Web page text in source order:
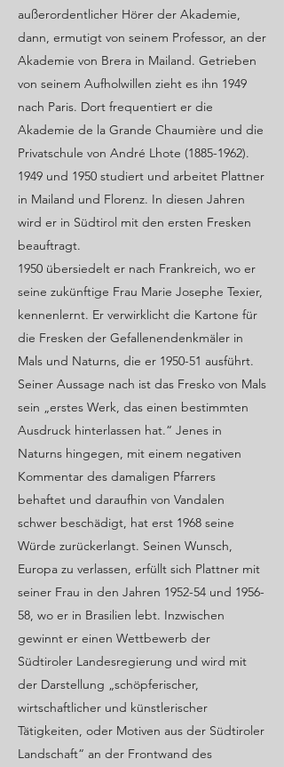
außerordentlicher Hörer der Akademie,
dann, ermutigt von seinem Professor, an der
Akademie von Brera in Mailand. Getrieben
von seinem Aufholwillen zieht es ihn 1949
nach Paris. Dort frequentiert er die
Akademie de la Grande Chaumière und die
Privatschule von André Lhote (1885-1962).
1949 und 1950 studiert und arbeitet Plattner
in Mailand und Florenz. In diesen Jahren
wird er in Südtirol mit den ersten Fresken
beauftragt.
1950 übersiedelt er nach Frankreich, wo er
seine zukünftige Frau Marie Josephe Texier,
kennenlernt. Er verwirklicht die Kartone für
die Fresken der Gefallenendenkmäler in
Mals und Naturns, die er 1950-51 ausführt.
Seiner Aussage nach ist das Fresko von Mals
sein „erstes Werk, das einen bestimmten
Ausdruck hinterlassen hat.“ Jenes in
Naturns hingegen, mit einem negativen
Kommentar des damaligen Pfarrers
behaftet und daraufhin von Vandalen
schwer beschädigt, hat erst 1968 seine
Würde zurückerlangt. Seinen Wunsch,
Europa zu verlassen, erfüllt sich Plattner mit
seiner Frau in den Jahren 1952-54 und 1956-
58, wo er in Brasilien lebt. Inzwischen
gewinnt er einen Wettbewerb der
Südtiroler Landesregierung und wird mit
der Darstellung „schöpferischer,
wirtschaftlicher und künstlerischer
Tätigkeiten, oder Motiven aus der Südtiroler
Landschaft“ an der Frontwand des